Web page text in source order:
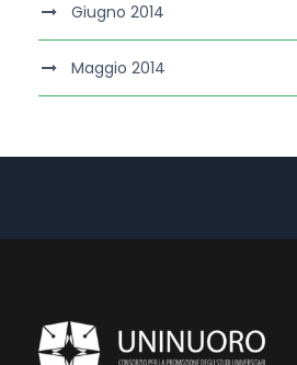
Giugno 2014
Maggio 2014